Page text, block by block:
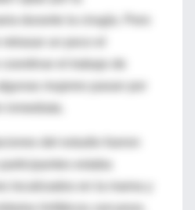
durante la cirugía. Pero
mujeres pasan por
del estudio fueron
estaba